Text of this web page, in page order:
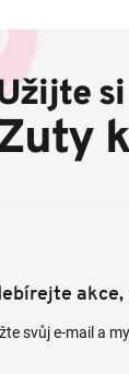
svůj e-mail a